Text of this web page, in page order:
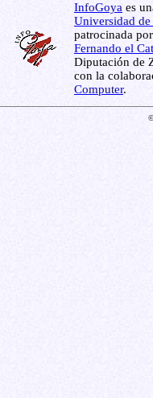
InfoGoya es
Universidad de
patrocinada
Fernando el
Diputación de
con la
Computer.